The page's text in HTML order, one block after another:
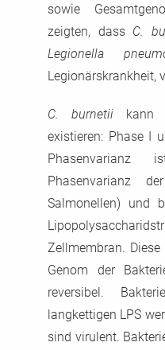
sowie
zeigten, dass C.
Legionella
Legionärskrankheit,
C. burnetii kann
existieren: Phase I
Phasenvarianz
Salmonellen) und
Zellmembran.
Genom der
reversibel.
langkettigen LPS
sind virulent.